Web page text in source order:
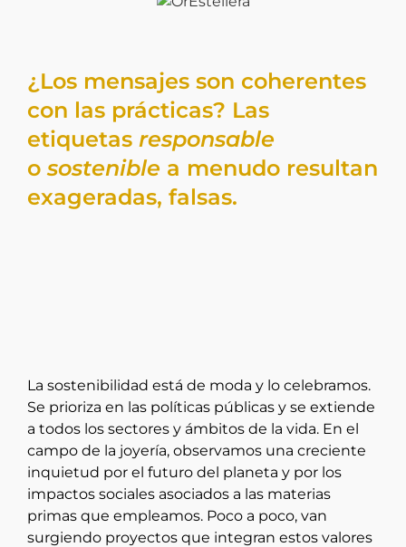
¿Los mensajes son coherentes
con las prácticas? Las
etiquetas responsable
osostenible a menudo resultan
exageradas, falsas.
La sostenibilidad está de moda y lo celebramos.
Se prioriza en las políticas públicas y se extiende
a todos los sectores y ámbitos de la vida. En el
campo de la joyería, observamos una creciente
inquietud por el futuro del planeta y por los
impactos sociales asociados a las materias
primas que empleamos. Poco a poco, van
surgiendo proyectos que integran estos valores